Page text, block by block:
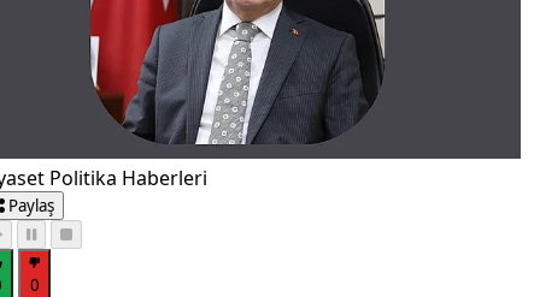
Politika Haberleri
Paylaş
0